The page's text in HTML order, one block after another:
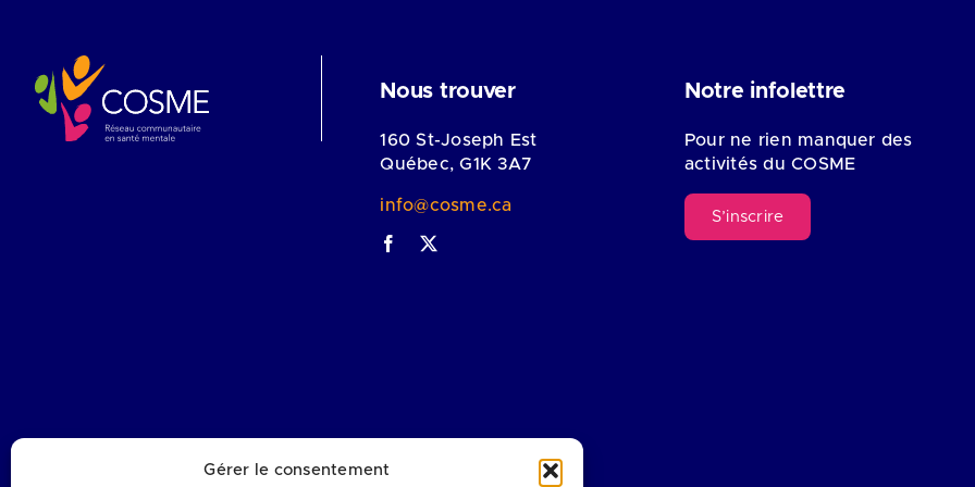
Gérer le consentement
Nous trouver
160 St-Joseph Est
Québec, G1K 3A7
info@cosme.ca
Notre infolettre
Pour ne rien manquer des
activités du COSME
S’inscrire